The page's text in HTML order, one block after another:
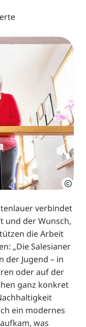
verbindet
und der Wunsch,
die Arbeit
„Die Salesianer
der Jugend – in
oder auf der
ganz konkret
ein modernes
was